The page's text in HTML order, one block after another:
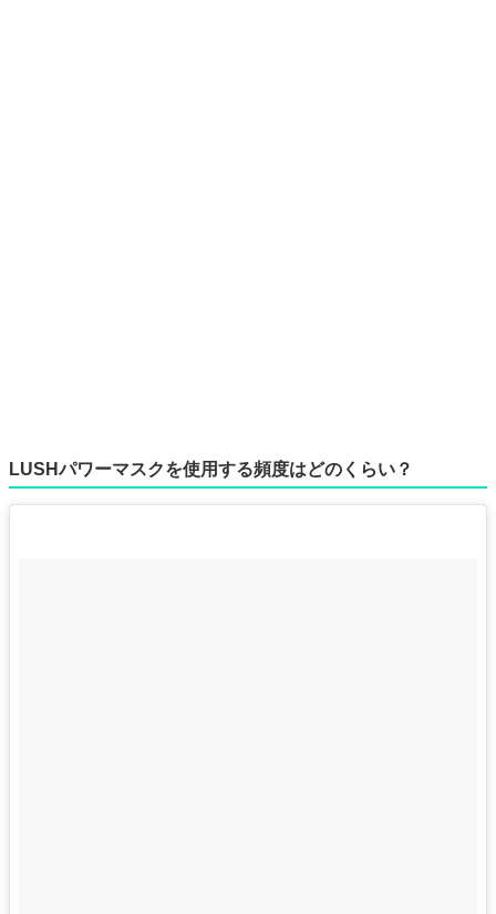
LUSHパワーマスクを使用する頻度はどのくらい？